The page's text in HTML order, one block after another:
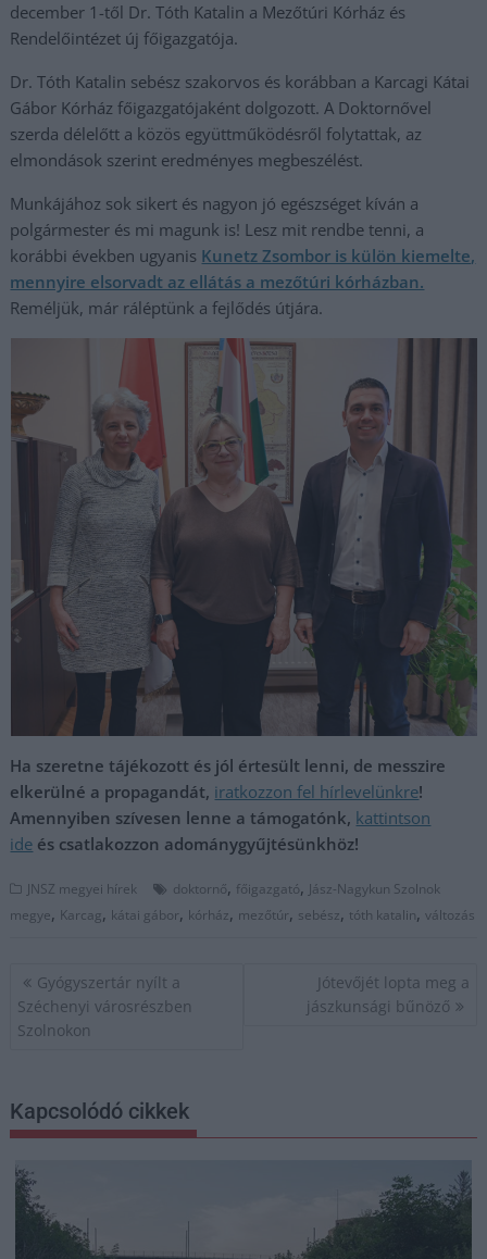
december 1-től Dr. Tóth Katalin a Mezőtúri Kórház és
Rendelőintézet új főigazgatója.
Dr. Tóth Katalin sebész szakorvos és korábban a Karcagi Kátai
Gábor Kórház főigazgatójaként dolgozott. A Doktornővel
szerda délelőtt a közös együttműködésről folytattak, az
elmondások szerint eredményes megbeszélést.
Munkájához sok sikert és nagyon jó egészséget kíván a
polgármester és mi magunk is! Lesz mit rendbe tenni, a
korábbi években ugyanis Kunetz Zsombor is külön kiemelte,
mennyire elsorvadt az ellátás a mezőtúri kórházban.
Reméljük, már ráléptünk a fejlődés útjára.
Ha szeretne tájékozott és jól értesült lenni, de messzire
elkerülné a propagandát, iratkozzon fel hírlevelünkre!
Amennyiben szívesen lenne a támogatónk, kattintson
ide és csatlakozzon adománygyűjtésünkhöz!
JNSZ megyei hírek doktornő, főigazgató, Jász-Nagykun Szolnok
megye, Karcag, kátai gábor, kórház, mezőtúr, sebész, tóth katalin,változás
Bejegyzés
navigáció
Gyógyszertár nyílt a
Széchenyi városrészben
Szolnokon
Jótevőjét lopta meg a
jászkunsági bűnöző
Kapcsolódó cikkek